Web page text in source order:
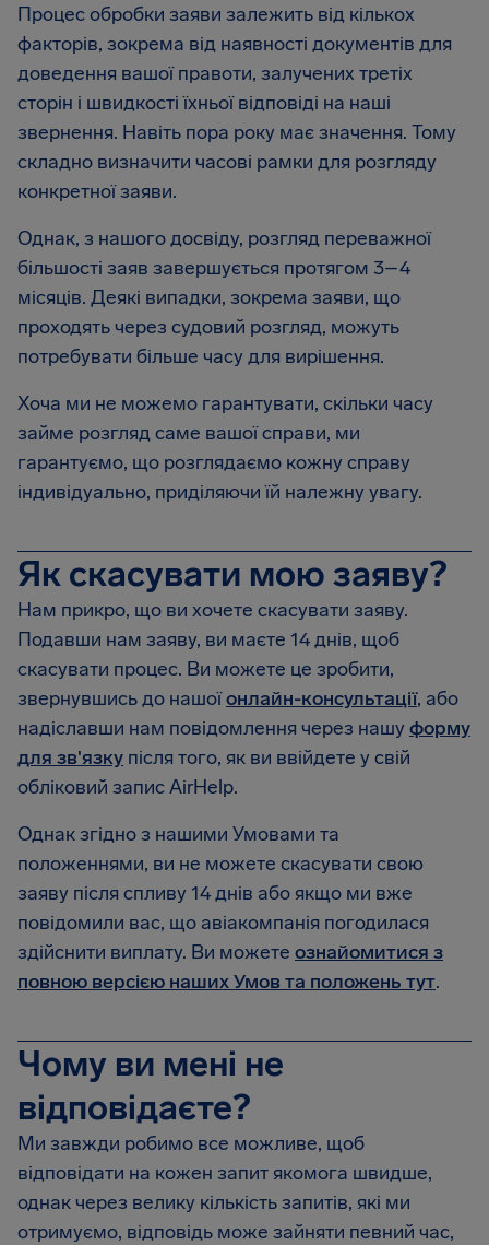
Процес обробки заяви залежить від кількох
факторів, зокрема від наявності документів для
доведення вашої правоти, залучених третіх
сторін і швидкості їхньої відповіді на наші
звернення. Навіть пора року має значення. Тому
складно визначити часові рамки для розгляду
конкретної заяви.
Однак, з нашого досвіду, розгляд переважної
більшості заяв завершується протягом 3–4
місяців. Деякі випадки, зокрема заяви, що
проходять через судовий розгляд, можуть
потребувати більше часу для вирішення.
Хоча ми не можемо гарантувати, скільки часу
займе розгляд саме вашої справи, ми
гарантуємо, що розглядаємо кожну справу
індивідуально, приділяючи їй належну увагу.
Як скасувати мою заяву?
Нам прикро, що ви хочете скасувати заяву.
Подавши нам заяву, ви маєте 14 днів, щоб
скасувати процес. Ви можете це зробити,
звернувшись до нашоїонлайн-консультації, або
надіславши нам повідомлення через нашуформу
для зв'язку після того, як ви ввійдете у свій
обліковий запис AirHelp.
Однак згідно з нашими Умовами та
положеннями, ви не можете скасувати свою
заяву після спливу 14 днів або якщо ми вже
повідомили вас, що авіакомпанія погодилася
здійснити виплату. Ви можете ознайомитися з
повною версією наших Умов та положень тут.
Чому ви мені не
відповідаєте?
Ми завжди робимо все можливе, щоб
відповідати на кожен запит якомога швидше,
однак через велику кількість запитів, які ми
отримуємо, відповідь може зайняти певний час,